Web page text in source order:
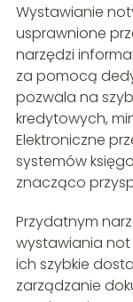
Wystawianie
usprawnione
narzędzi
za pomocą
pozwala na
kredytowych,
Elektroniczne
systemów
znacząco
Przydatnym
wystawiania
ich szybkie
zarządzanie